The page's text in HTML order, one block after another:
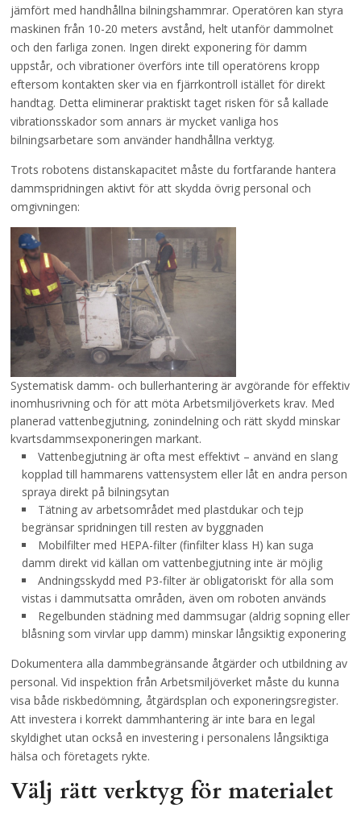
jämfört med handhållna bilningshammrar. Operatören kan styra
maskinen från 10-20 meters avstånd, helt utanför dammolnet
och den farliga zonen. Ingen direkt exponering för damm
uppstår, och vibrationer överförs inte till operatörens kropp
eftersom kontakten sker via en fjärrkontroll istället för direkt
handtag. Detta eliminerar praktiskt taget risken för så kallade
vibrationsskador som annars är mycket vanliga hos
bilningsarbetare som använder handhållna verktyg.
Trots robotens distanskapacitet måste du fortfarande hantera
dammspridningen aktivt för att skydda övrig personal och
omgivningen:
Systematisk damm- och bullerhantering är avgörande för effektiv
inomhusrivning och för att möta Arbetsmiljöverkets krav. Med
planerad vattenbegjutning, zonindelning och rätt skydd minskar
kvartsdammsexponeringen markant.
Vattenbegjutning är ofta mest effektivt – använd en slang
kopplad till hammarens vattensystem eller låt en andra person
spraya direkt på bilningsytan
Tätning av arbetsområdet med plastdukar och tejp
begränsar spridningen till resten av byggnaden
Mobilfilter med HEPA-filter (finfilter klass H) kan suga
damm direkt vid källan om vattenbegjutning inte är möjlig
Andningsskydd med P3-filter är obligatoriskt för alla som
vistas i dammutsatta områden, även om roboten används
Regelbunden städning med dammsugar (aldrig sopning eller
blåsning som virvlar upp damm) minskar långsiktig exponering
Dokumentera alla dammbegränsande åtgärder och utbildning av
personal. Vid inspektion från Arbetsmiljöverket måste du kunna
visa både riskbedömning, åtgärdsplan och exponeringsregister.
Att investera i korrekt dammhantering är inte bara en legal
skyldighet utan också en investering i personalens långsiktiga
hälsa och företagets rykte.
Välj rätt verktyg för materialet